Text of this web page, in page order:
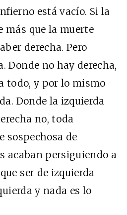
está vacío. Si la
más que la muerte
derecha. Pero
Donde no hay derecha,
todo, y por lo mismo
Donde la izquierda
no, toda
sospechosa de
acaban persiguiendo a
ser de izquierda
y nada es lo